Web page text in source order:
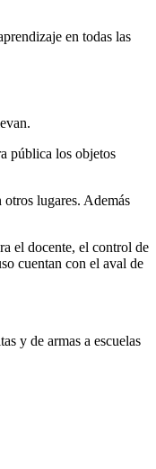
en todas las
pública los objetos
lugares. Además
el docente, el control de
cuentan con el aval de
y de armas a escuelas